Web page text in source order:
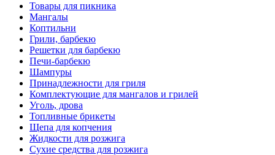
Товары для пикника
Мангалы
Коптильни
Грили, барбекю
Решетки для барбекю
Печи-барбекю
Шампуры
Принадлежности для гриля
Комплектующие для мангалов и грилей
Уголь, дрова
Топливные брикеты
Щепа для копчения
Жидкости для розжига
Сухие средства для розжига